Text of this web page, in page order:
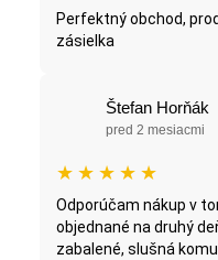
Perfektný obchod,
zásielka
Štefan Horňák
pred 2 mesiacmi
★ ★ ★ ★ ★
Odporúčam nákup v
objednané na druhý
zabalené, slušná